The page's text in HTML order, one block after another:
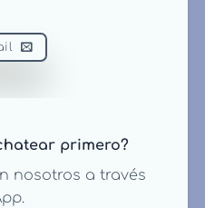
primero?
nosotros a través